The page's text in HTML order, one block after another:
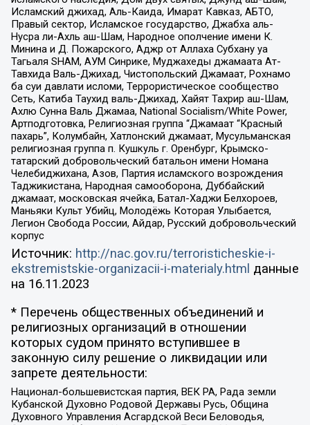
Исламский джихад, Аль-Каида, Имарат Кавказ, АБТО,
Правый сектор, Исламское государство, Джабха аль-
Нусра ли-Ахль аш-Шам, Народное ополчение имени К.
Минина и Д. Пожарского, Аджр от Аллаха Субхану уа
Тагьаля SHAM, АУМ Синрике, Муджахеды джамаата Ат-
Тавхида Валь-Джихад, Чистопольский Джамаат, Рохнамо
ба суи давлати исломи, Террористическое сообщество
Сеть, Катиба Таухид валь-Джихад, Хайят Тахрир аш-Шам,
Ахлю Сунна Валь Джамаа, National Socialism/White Power,
Артподготовка, Религиозная группа “Джамаат “Красный
пахарь”, Колумбайн, Хатлонский джамаат, Мусульманская
религиозная группа п. Кушкуль г. Оренбург, Крымско-
татарский добровольческий батальон имени Номана
Челебиджихана, Азов, Партия исламского возрождения
Таджикистана, Народная самооборона, Дуббайский
джамаат, московская ячейка, Батал-Хаджи Белхороев,
Маньяки Культ Убийц, Молодёжь Которая Улыбается,
Легион Свобода России, Айдар, Русский добровольческий
корпус
Источник: http://nac.gov.ru/terroristicheskie-i-
ekstremistskie-organizacii-i-materialy.html данные
на 16.11.2023
* Перечень общественных объединений и
религиозных организаций в отношении
которых судом принято вступившее в
законную силу решение о ликвидации или
запрете деятельности:
Национал-большевистская партия, ВЕК РА, Рада земли
Кубанской Духовно Родовой Державы Русь, Община
Духовного Управления Асгардской Веси Беловодья,